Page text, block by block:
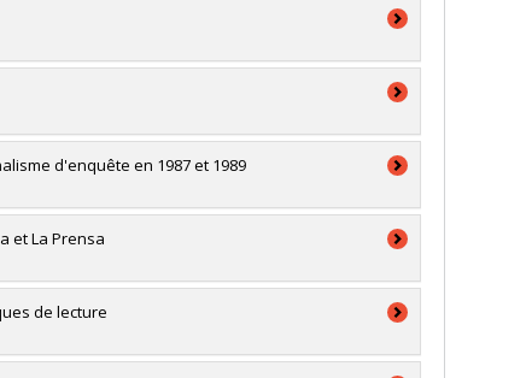
d'enquête en 1987 et 1989
et La Prensa
de lecture